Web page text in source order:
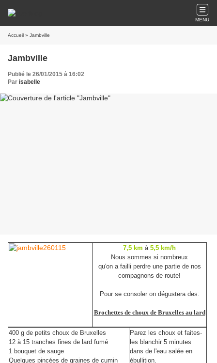
MENU
Accueil » Jambville
Jambville
Publié le 26/01/2015 à 16:02
Par isabelle
7,5 km à 5,5 km/h
Nous sommes si nombreux
qu'on a failli perdre une partie de nos
compagnons de route!
Pour se consoler on dégustera des:
Brochettes de choux de Bruxelles au lard
400 g de petits choux de Bruxelles
12 à 15 tranches fines de lard fumé
1 bouquet de sauge
Quelques pincées de graines de cumin
Parez les choux et faites-
les blanchir 5 minutes
dans de l'eau salée en
ébullition.